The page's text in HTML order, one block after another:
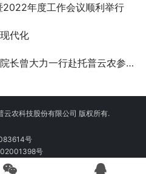
年度工作会议顺利举行
代化
曾大力一行赴托普云农参观交流
农科技股份有限公司 版权所有.
号
号